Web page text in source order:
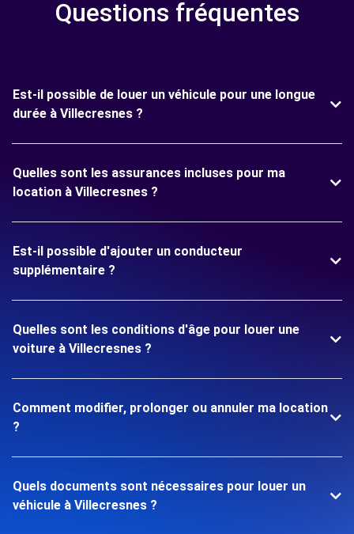
Questions fréquentes
Est-il possible de louer un véhicule pour une longue
durée à Villecresnes ?
Quelles sont les assurances incluses pour ma
location à Villecresnes ?
Est-il possible d'ajouter un conducteur
supplémentaire ?
Quelles sont les conditions d'âge pour louer une
voiture à Villecresnes ?
Comment modifier, prolonger ou annuler ma location
?
Quels documents sont nécessaires pour louer un
véhicule à Villecresnes ?